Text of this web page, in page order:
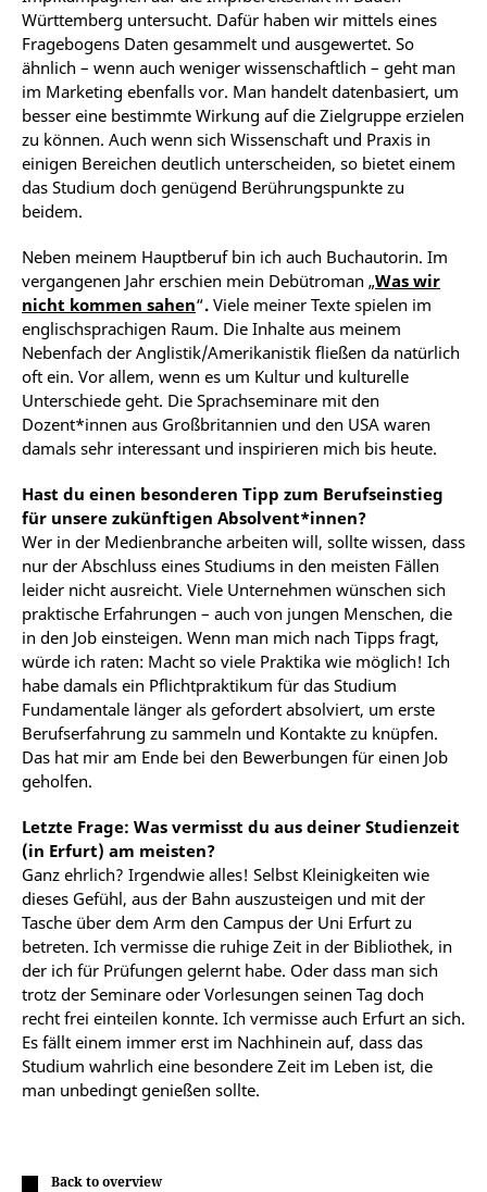
Württemberg untersucht. Dafür haben wir mittels eines
Fragebogens Daten gesammelt und ausgewertet. So
ähnlich – wenn auch weniger wissenschaftlich – geht man
im Marketing ebenfalls vor. Man handelt datenbasiert, um
besser eine bestimmte Wirkung auf die Zielgruppe erzielen
zu können. Auch wenn sich Wissenschaft und Praxis in
einigen Bereichen deutlich unterscheiden, so bietet einem
das Studium doch genügend Berührungspunkte zu
beidem.
Neben meinem Hauptberuf bin ich auch Buchautorin. Im
vergangenen Jahr erschien mein Debütroman „Was wir
nicht kommen sahen“. Viele meiner Texte spielen im
englischsprachigen Raum. Die Inhalte aus meinem
Nebenfach der Anglistik/Amerikanistik fließen da natürlich
oft ein. Vor allem, wenn es um Kultur und kulturelle
Unterschiede geht. Die Sprachseminare mit den
Dozent*innen aus Großbritannien und den USA waren
damals sehr interessant und inspirieren mich bis heute.
Hast du einen besonderen Tipp zum Berufseinstieg
für unsere zukünftigen Absolvent*innen?
Wer in der Medienbranche arbeiten will, sollte wissen, dass
nur der Abschluss eines Studiums in den meisten Fällen
leider nicht ausreicht. Viele Unternehmen wünschen sich
praktische Erfahrungen – auch von jungen Menschen, die
in den Job einsteigen. Wenn man mich nach Tipps fragt,
würde ich raten: Macht so viele Praktika wie möglich! Ich
habe damals ein Pflichtpraktikum für das Studium
Fundamentale länger als gefordert absolviert, um erste
Berufserfahrung zu sammeln und Kontakte zu knüpfen.
Das hat mir am Ende bei den Bewerbungen für einen Job
geholfen.
Letzte Frage: Was vermisst du aus deiner Studienzeit
(in Erfurt) am meisten?
Ganz ehrlich? Irgendwie alles! Selbst Kleinigkeiten wie
dieses Gefühl, aus der Bahn auszusteigen und mit der
Tasche über dem Arm den Campus der Uni Erfurt zu
betreten. Ich vermisse die ruhige Zeit in der Bibliothek, in
der ich für Prüfungen gelernt habe. Oder dass man sich
trotz der Seminare oder Vorlesungen seinen Tag doch
recht frei einteilen konnte. Ich vermisse auch Erfurt an sich.
Es fällt einem immer erst im Nachhinein auf, dass das
Studium wahrlich eine besondere Zeit im Leben ist, die
man unbedingt genießen sollte.
Back to overview